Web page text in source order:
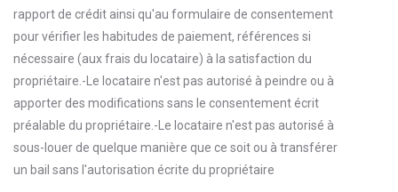
rapport de crédit ainsi qu'au formulaire de consentement
pour vérifier les habitudes de paiement, références si
nécessaire (aux frais du locataire) à la satisfaction du
propriétaire.-Le locataire n'est pas autorisé à peindre ou à
apporter des modifications sans le consentement écrit
préalable du propriétaire.-Le locataire n'est pas autorisé à
sous-louer de quelque manière que ce soit ou à transférer
un bail sans l'autorisation écrite du propriétaire